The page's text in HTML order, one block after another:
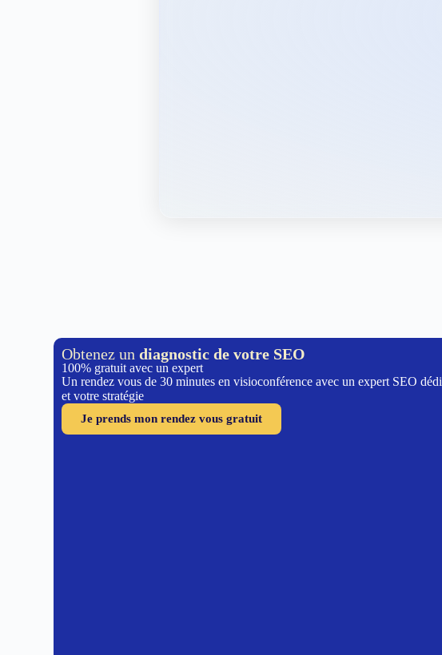
Obtenez undiagnostic de votre SEO
100% gratuit avec un expert
Un rendez vous de 30 minutes en visioconférence avec un expert SEO
et votre stratégie
Je prends mon rendez vous gratuit